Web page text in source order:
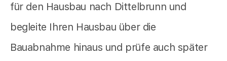
für den Hausbau nach Dittelbrunn und
begleite Ihren Hausbau über die
Bauabnahme hinaus und prüfe auch später